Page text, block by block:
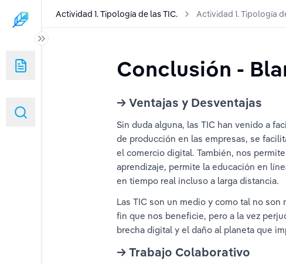
Actividad 1. Tipología de las TIC. Actividad 1. Tipología
Conclusión -
→ Ventajas y Desventajas
Sin duda alguna, las TIC han venido a
de producción en las empresas, se
el comercio digital. También, nos
aprendizaje, permite la educación en
en tiempo real incluso a larga distancia.
Las TIC son un medio y como tal no
fin que nos beneficie, pero a la vez
brecha digital y el daño al planeta que
→ Trabajo Colaborativo